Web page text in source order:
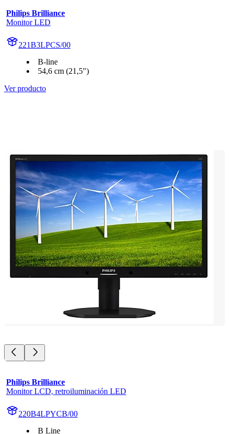
Philips Brilliance
Monitor LED
221B3LPCS/00
B-line
54,6 cm (21,5")
Ver producto
Philips Brilliance
Monitor LCD, retroiluminación LED
220B4LPYCB/00
B Line